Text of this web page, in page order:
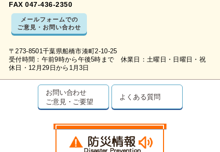
FAX 047-436-2350
メールフォームでの
ご意見・お問い合わせ
〒273-8501千葉県船橋市湊町2-10-25
受付時間：午前9時から午後5時まで 休業日：土曜日・日曜日・祝
休日・12月29日から1月3日
お問い合わせ
ご意見・ご要望
よくある質問